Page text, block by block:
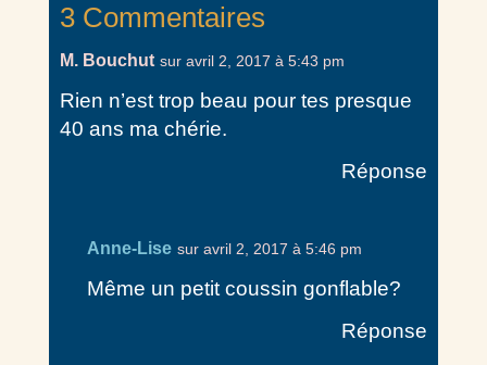
3 Commentaires
M. Bouchut sur avril 2, 2017 à 5:43 pm
Rien n’est trop beau pour tes presque
40 ans ma chérie.
Réponse
Anne-Lise sur avril 2, 2017 à 5:46 pm
Même un petit coussin gonflable?
Réponse